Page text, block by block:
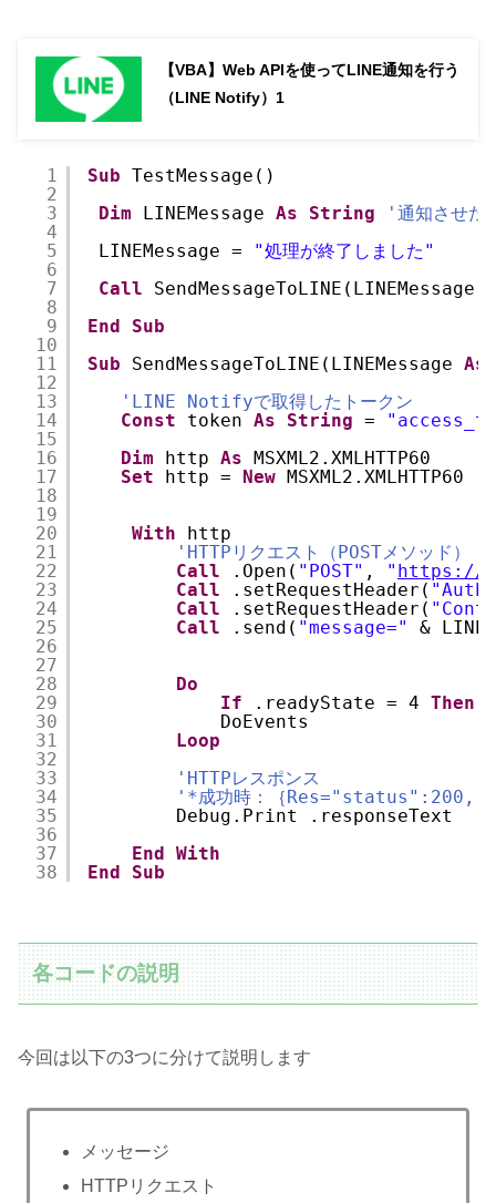
【VBA】Web APIを使ってLINE通知を行う
（LINE Notify）1
1
2
3
4
5
6
7
8
9
10
11
12
13
14
15
16
17
18
19
20
21
22
23
24
25
26
27
28
29
30
31
32
33
34
35
36
37
38
Sub TestMessage()
Dim
LINEMessage As String
'通知させた
LINEMessage =
"処理が終了しました"
Call
SendMessageToLINE(LINEMessage)
End
Sub
Sub
SendMessageToLINE(LINEMessage As
'LINE Notifyで取得したトークン
Const
token As String =
Dim
http As
MSXML2.XMLHTTP60
Set
http = New MSXML2.XMLHTTP60
With
http
'HTTPリクエスト（POSTメソッド）
Call
.Open( "POST" , " https://
Call
.setRequestHeader(
Call
.setRequestHeader(
Call
.send( "message=" &
Do
If
.readyState = 4 Then
DoEvents
Loop
'HTTPレスポンス
'*成功時：｛Res="status":200,
Debug.Print .responseText
End
With
End
Sub
各コードの説明
今回は以下の3つに分けて説明します
メッセージ
HTTPリクエスト